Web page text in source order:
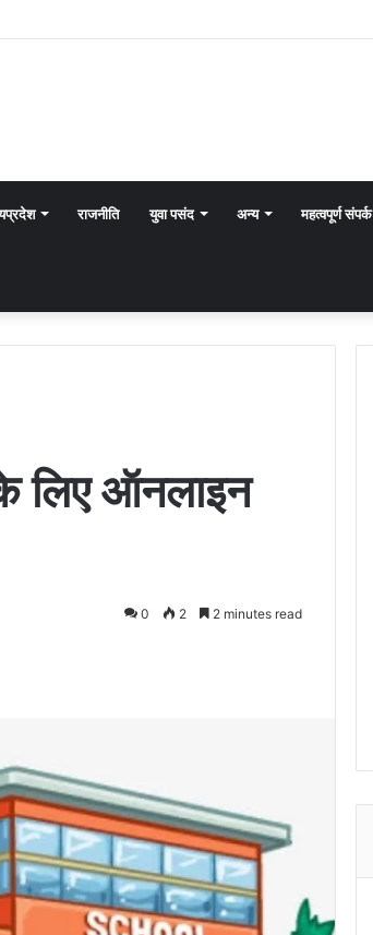
राजनीति युवा पसंद अन्य महत्वपूर्ण संपर्क
लिए ऑनलाइन
0 2 2 minutes read